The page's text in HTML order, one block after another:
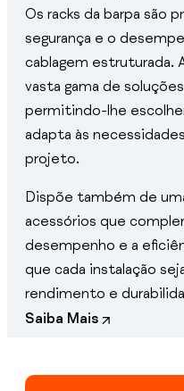
Os racks da barpa são
segurança e o
cablagem estruturada.
vasta gama de
permitindo-lhe
adapta às
projeto.
Dispõe também de
acessórios que
desempenho e a
que cada instalação
rendimento e
Saiba Mais